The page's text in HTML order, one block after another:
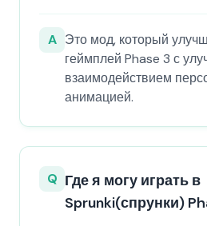
A Это мод, который
геймплей Phase 3 с
взаимодействием
анимацией.
Q Где я могу играть в
Sprunki(спрунки)